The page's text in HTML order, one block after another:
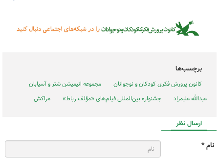
برچسب‌ها
کانون پرورش فکری کودکان و نوجوانان
مجموعه انیمیشن شتر و آسیابان
عبدالله علیمراد
جشنواره بین‌المللی فیلم‌های «مؤلف رباط» مراکش
ارسال نظر
نام *